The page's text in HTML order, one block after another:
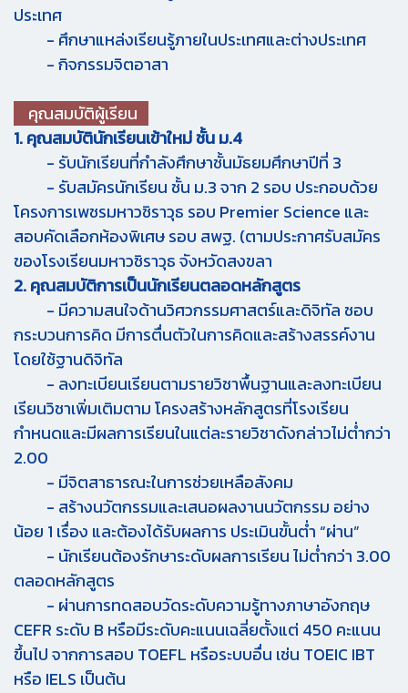
ประเทศ
- ศึกษาแหล่งเรียนรู้ภายในประเทศและต่างประเทศ
- กิจกรรมจิตอาสา
คุณสมบัติผู้เรียน
1. คุณสมบัตินักเรียนเข้าใหม่ ชั้น ม.4
- รับนักเรียนที่กำลังศึกษาชั้นมัธยมศึกษาปีที่ 3
- รับสมัครนักเรียน ชั้น ม.3 จาก 2 รอบ ประกอบด้วย
โครงการเพชรมหาวชิราวุธ รอบ Premier Science และ
สอบคัดเลือกห้องพิเศษ รอบ สพฐ. (ตามประกาศรับสมัคร
ของโรงเรียนมหาวชิราวุธ จังหวัดสงขลา
2. คุณสมบัติการเป็นนักเรียนตลอดหลักสูตร
- มีความสนใจด้านวิศวกรรมศาสตร์และดิจิทัล ชอบ
กระบวนการคิด มีการตื่นตัวในการคิดและสร้างสรรค์งาน
โดยใช้ฐานดิจิทัล
- ลงทะเบียนเรียนตามรายวิชาพื้นฐานและลงทะเบียน
เรียนวิชาเพิ่มเติมตาม โครงสร้างหลักสูตรที่โรงเรียน
กำหนดและมีผลการเรียนในแต่ละรายวิชาดังกล่าวไม่ต่ำกว่า
2.00
- มีจิตสาธารณะในการช่วยเหลือสังคม
- สร้างนวัตกรรมและเสนอผลงานนวัตกรรม อย่าง
น้อย 1 เรื่อง และต้องได้รับผลการ ประเมินขั้นต่ำ “ผ่าน”
- นักเรียนต้องรักษาระดับผลการเรียน ไม่ต่ำกว่า 3.00
ตลอดหลักสูตร
- ผ่านการทดสอบวัดระดับความรู้ทางภาษาอังกฤษ
CEFR ระดับ B หรือมีระดับคะแนนเฉลี่ยตั้งแต่ 450 คะแนน
ขึ้นไป จากการสอบ TOEFL หรือระบบอื่น เช่น TOEIC IBT
หรือ IELS เป็นต้น